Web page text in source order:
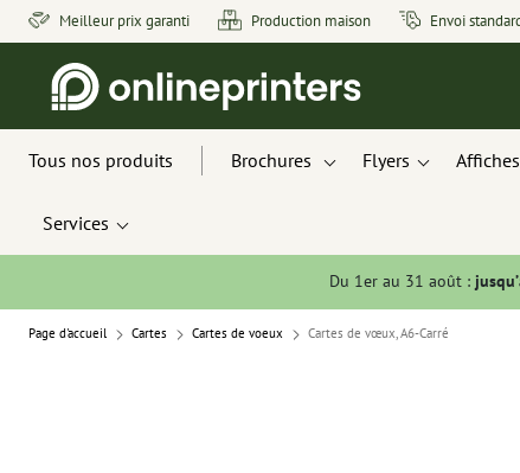
Meilleur prix garanti Production maison Envoi
Tous nos produits Brochures Flyers Affiches
Services
Du 1er au 31 août :
Page d'accueil Cartes Cartes de voeux Cartes de vœux, A6-Carré